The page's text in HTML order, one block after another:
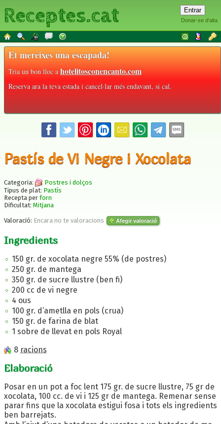
Donar-se d'alta
Receptes.cat
Et mereixes una escapada!
Tria un bon lloc ahotelitosconencanto.com
Reserva ara la teva estada i cancel·lar més endavant, si cal.
Pastís de Vi Negre i Xocolata
Categoria:
Postres i dolços
Tipus de plat: Pastís
Recepta per forn
Dificultat: Mitjana
Valoració: Encara no te valoracions Afegir valoració
Ingredients
150 gr. de xocolata negre 55% (de postres)
250 gr. de mantega
350 gr. de sucre llustre (ben fi)
200 cc de vi negre
4 ous
100 gr. d’ametlla en pols (crua)
150 gr. de farina de blat
1 sobre de llevat en pols Royal
8 racions
Elaboració
Posar en un pot a foc lent 175 gr. de sucre llustre, 75 gr de
xocolata, 100 cc. de vi i 125 gr de mantega. Remenar sense
parar fins que la xocolata estigui fosa i tots els ingredients
ben barrejats.